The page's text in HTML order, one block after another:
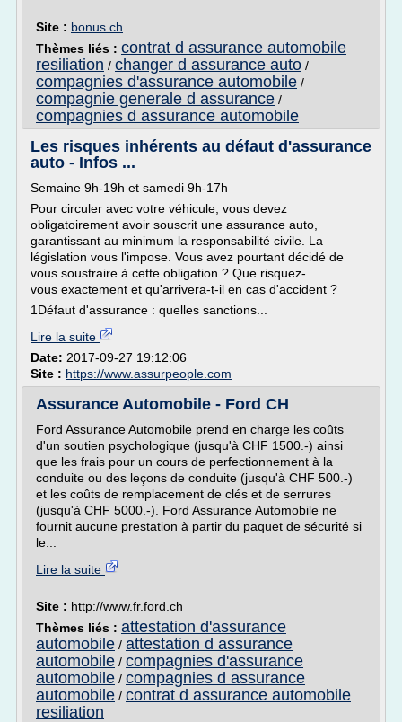
Site : bonus.ch
Thèmes liés : contrat d assurance automobile
resiliation / changer d assurance auto /
compagnies d'assurance automobile /
compagnie generale d assurance /
compagnies d assurance automobile
Les risques inhérents au défaut d'assurance
auto - Infos ...
Semaine 9h-19h et samedi 9h-17h
Pour circuler avec votre véhicule, vous devez
obligatoirement avoir souscrit une assurance auto,
garantissant au minimum la responsabilité civile. La
législation vous l'impose. Vous avez pourtant décidé de
vous soustraire à cette obligation ? Que risquez-
vous exactement et qu'arrivera-t-il en cas d'accident ?
1Défaut d'assurance : quelles sanctions...
Lire la suite
Date: 2017-09-27 19:12:06
Site : https://www.assurpeople.com
Assurance Automobile - Ford CH
Ford Assurance Automobile prend en charge les coûts
d'un soutien psychologique (jusqu'à CHF 1500.-) ainsi
que les frais pour un cours de perfectionnement à la
conduite ou des leçons de conduite (jusqu'à CHF 500.-)
et les coûts de remplacement de clés et de serrures
(jusqu'à CHF 5000.-). Ford Assurance Automobile ne
fournit aucune prestation à partir du paquet de sécurité si
le...
Lire la suite
Site : http://www.fr.ford.ch
Thèmes liés : attestation d'assurance
automobile / attestation d assurance
automobile / compagnies d'assurance
automobile / compagnies d assurance
automobile / contrat d assurance automobile
resiliation